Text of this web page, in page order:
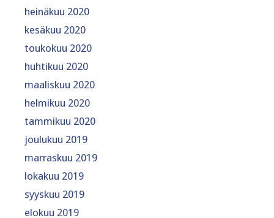
heinäkuu 2020
kesäkuu 2020
toukokuu 2020
huhtikuu 2020
maaliskuu 2020
helmikuu 2020
tammikuu 2020
joulukuu 2019
marraskuu 2019
lokakuu 2019
syyskuu 2019
elokuu 2019